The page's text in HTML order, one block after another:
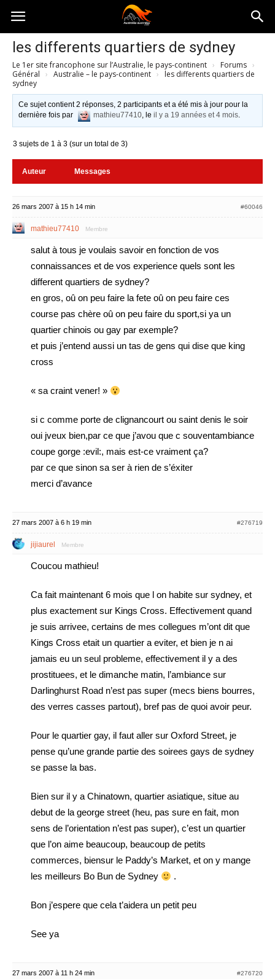
Australia-
australie.com
les differents quartiers de sydney
Le 1er site francophone sur l’Australie, le pays-continent › Forums ›
Général › Australie – le pays-continent ›
les differents quartiers de
sydney
Ce sujet contient 2 réponses, 2 participants et a été mis à jour pour la
dernière fois par
mathieu77410, leil y a 19 années et 4 mois.
3 sujets de 1 à 3 (sur un total de 3)
Auteur Messages
26 mars 2007 à 15 h 14 min #60046
mathieu77410 Membre
salut à tous je voulais savoir en fonction de vos
connaissances et de vos experience quels sont les
different quartiers de sydney?
en gros, oû on peu faire la fete oû on peu faire ces
course pas chère oû on peu faire du sport,si ya un
quartier chinois ou gay par exemple?
et puis j’entend aussi un tas de gens qui dise que king
cross
« sa craint vener! »
si c comme porte de clignancourt ou saint denis le soir
oui jveux bien,par ce que j’avou que c souventambiance
coupe gorge :evil:, mais est-ce vraiment ça?
par ce que sinon sa ser à rien de s’éxiter
merci d’avance
27 mars 2007 à 6 h 19 min #276719
jijiaurel Membre
Coucou mathieu!
Ca fait maintenant 6 mois que l on habite sur sydney, et
plus exactement sur Kings Cross. Effectivement quand
je suis arrivee, certains de mes collegues m’ont dit que
Kings Cross etait un quartier a eviter, et bien je n ai
jamais eu un seul probleme, effectivement il y a des
prostituees, et le dimanche matin, l’ambiance sur
Darlinghurst Road n’est pas super (mecs biens bourres,
des verres casses partout), bref pas de quoi avoir peur.
Pour le quartier gay, il faut aller sur Oxford Street, je
pense qu’une grande partie des soirees gays de sydney
se passe la bas.
Bien sur il y a Chinatown, quartier asiatique, situe au
debut de la george street (heu, pas sure en fait, mon
sens de l’orientation n’est pas super), c’est un quartier
que l’on aime beaucoup, beaucoup de petits
commerces, biensur le Paddy’s Market, et on y mange
les meilleurs Bo Bun de Sydney
.
Bon j’espere que cela t’aidera un petit peu
See ya
27 mars 2007 à 11 h 24 min #276720